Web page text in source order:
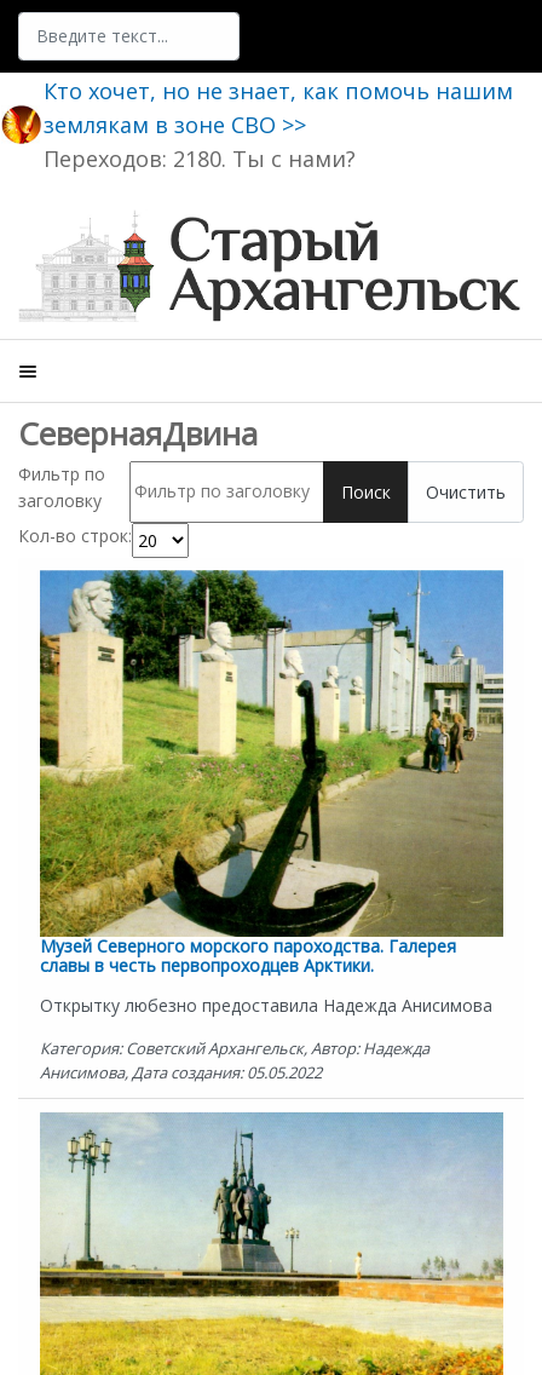
Поиск
Кто хочет, но не знает, как помочь нашим
землякам в зоне СВО >>
Переходов: 2180. Ты с нами?
СевернаяДвина
Фильтр по
заголовку
Поиск
Очистить
Кол-во строк:
Музей Северного морского пароходства. Галерея
славы в честь первопроходцев Арктики.
Открытку любезно предоставила Надежда Анисимова
Категория: Советский Архангельск, Автор: Надежда
Анисимова, Дата создания: 05.05.2022